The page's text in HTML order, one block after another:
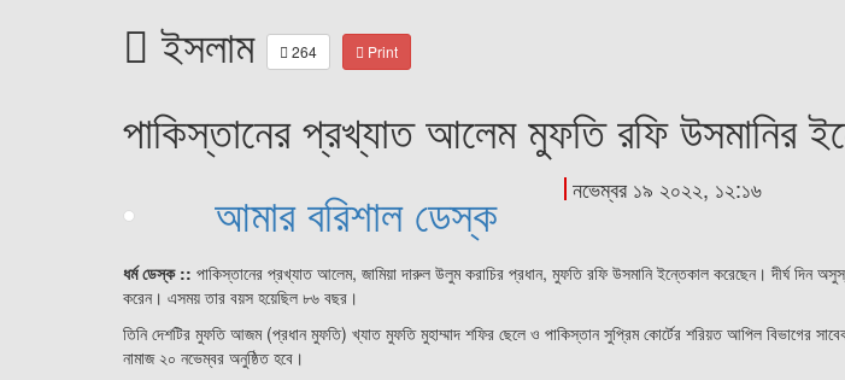
ইসলাম 264 Print
পাকিস্তানের প্রখ্যাত আলেম মুফতি রফি উসমানির
আমার বরিশাল ডেস্ক
নভেম্বর ১৯ ২০২২, ১২:১৬
ধর্ম ডেস্ক :: পাকিস্তানের প্রখ্যাত আলেম, জামিয়া দারুল উলুম করাচির প্রধান, মুফতি রফি উসমানি ইন্তেকাল করেছেন। দীর্ঘ দিন
করেন। এসময় তার বয়স হয়েছিল ৮৬ বছর।
তিনি দেশটির মুফতি আজম (প্রধান মুফতি) খ্যাত মুফতি মুহাম্মাদ শফির ছেলে ও পাকিস্তান সুপ্রিম কোর্টের শরিয়ত আপিল বিভাগের
নামাজ ২০ নভেম্বর অনুষ্ঠিত হবে।